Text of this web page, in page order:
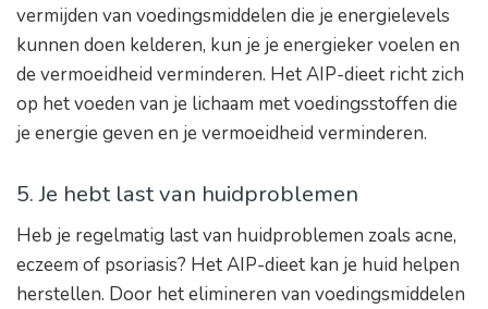
vermijden van voedingsmiddelen die je energielevels
kunnen doen kelderen, kun je je energieker voelen en
de vermoeidheid verminderen. Het AIP-dieet richt zich
op het voeden van je lichaam met voedingsstoffen die
je energie geven en je vermoeidheid verminderen.
5. Je hebt last van huidproblemen
Heb je regelmatig last van huidproblemen zoals acne,
eczeem of psoriasis? Het AIP-dieet kan je huid helpen
herstellen. Door het elimineren van voedingsmiddelen